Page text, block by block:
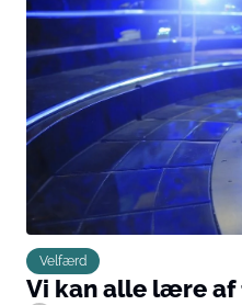
Velfærd
Vi kan alle lære